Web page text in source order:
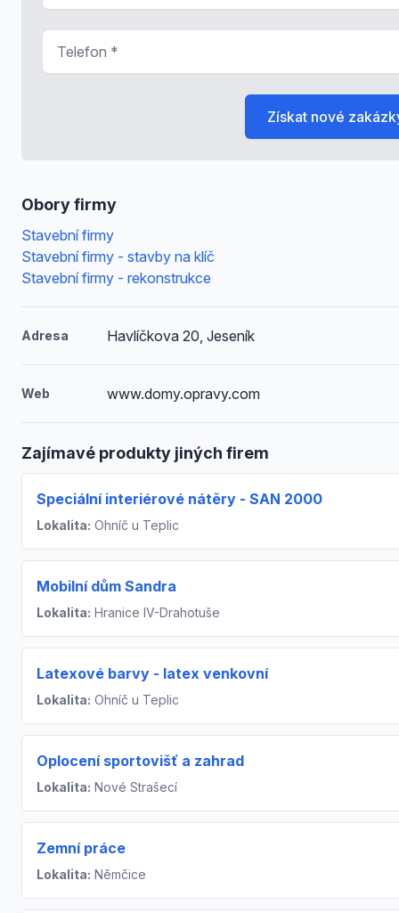
Obory firmy
Stavební firmy
Stavební firmy - stavby na klíč
Stavební firmy - rekonstrukce
Adresa Havlíčkova 20, Jeseník
Web www.domy.opravy.com
Zajímavé produkty jiných firem
Speciální interiérové nátěry - SAN 2000
Lokalita: Ohníč u Teplic
Mobilní dům Sandra
Lokalita: Hranice IV-Drahotuše
Latexové barvy - latex venkovní
Lokalita: Ohníč u Teplic
Oplocení sportovišť a zahrad
Lokalita: Nové Strašecí
Zemní práce
Lokalita: Němčice
Získat nové